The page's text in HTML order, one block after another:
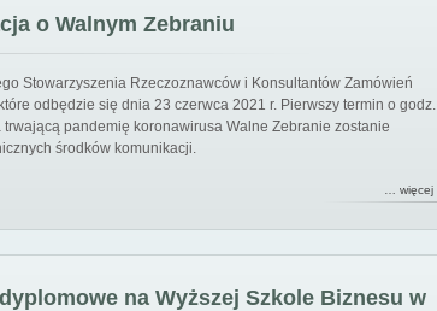
o Walnym Zebraniu
Stowarzyszenia Rzeczoznawców i Konsultantów Zamówień
odbędzie się dnia 23 czerwca 2021 r. Pierwszy termin o godz.
pandemię koronawirusa Walne Zebranie zostanie
środków komunikacji.
… więcej
na Wyższej Szkole Biznesu w